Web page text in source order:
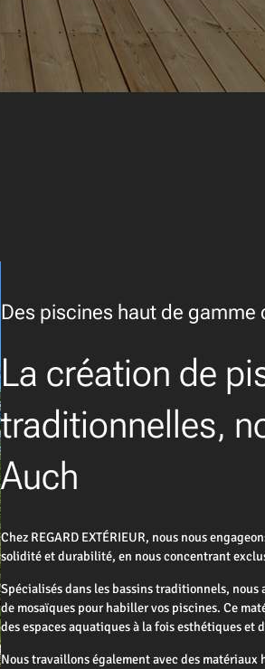
Des piscines haut de
La création de
traditionnelles,
Auch
Chez REGARD EXTÉRIEUR, nous nous
solidité et durabilité, en nous concentrant
Spécialisés dans les bassins traditionnels,
de mosaïques pour habiller vos piscines. Ce
des espaces aquatiques à la fois esthétiques et
Nous travaillons également avec des